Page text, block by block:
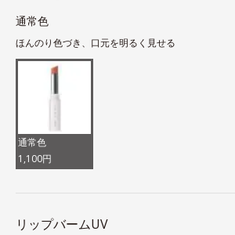
通常色
ほんのり色づき、口元を明るく見せる
通常色
1,100円
リップバームUV